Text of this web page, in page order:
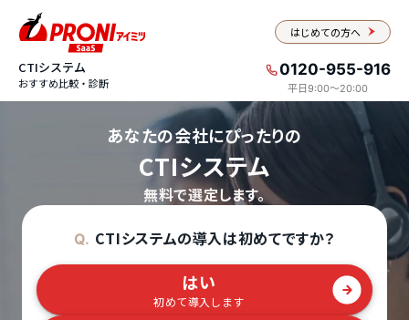
はじめての方へ
CTIシステム
おすすめ比較・診断
0120-955-916
平日9:00〜20:00
あなたの会社にぴったりの
CTIシステム
無料で選定します。
Q. CTIシステムの導入は初めてですか？
はい
初めて導入します